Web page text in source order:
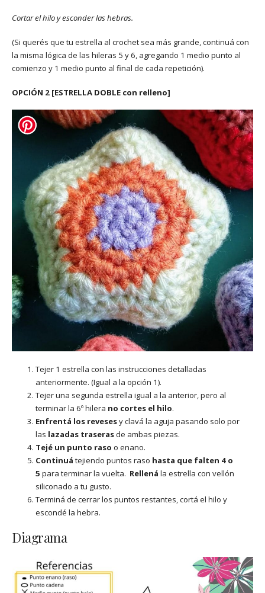
Cortar el hilo y esconder las hebras.
(Si querés que tu estrella al crochet sea más grande, continuá con
la misma lógica de las hileras 5 y 6, agregando 1 medio punto al
comienzo y 1 medio punto al final de cada repetición).
OPCIÓN 2 [ESTRELLA DOBLE con relleno]
Tejer 1 estrella con las instrucciones detalladas
anteriormente. (Igual a la opción 1).
Tejer una segunda estrella igual a la anterior, pero al
terminar la 6º hilera no cortes el hilo.
Enfrentá los revesesy clavá la aguja pasando solo por
las lazadas traserasde ambas piezas.
Tejé un punto raso o enano.
Continuá tejiendo puntos raso hasta que falten 4 o
5 para terminar la vuelta. Rellená la estrella con vellón
siliconado a tu gusto.
Terminá de cerrar los puntos restantes, cortá el hilo y
escondé la hebra.
Diagrama